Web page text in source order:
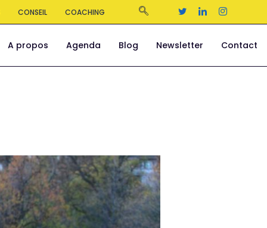
CONSEIL COACHING
A propos Agenda Blog Newsletter Contact